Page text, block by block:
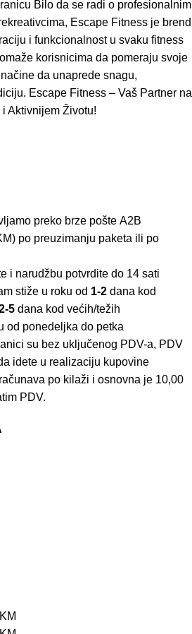
Bilo da se radi o profesionalnim
Escape Fitness je brend
i funkcionalnost u svaku fitness
korisnicima da pomeraju svoje
da unaprede snagu,
Escape Fitness – Vaš Partner na
Aktivnijem Životu!
preko brze pošte A2B
po preuzimanju paketa ili po
i narudžbu potvrdite do 14 sati
stiže u roku od 1-2 dana kod
5 dana kod većih/težih
od ponedeljka do petka
su bez uključenog PDV-a, PDV
idete u realizaciju kupovine
po kilaži i osnovna je 10,00
PDV.